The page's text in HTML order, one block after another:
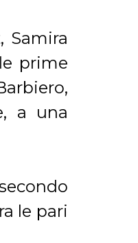
Samira
prime
a una
le pari